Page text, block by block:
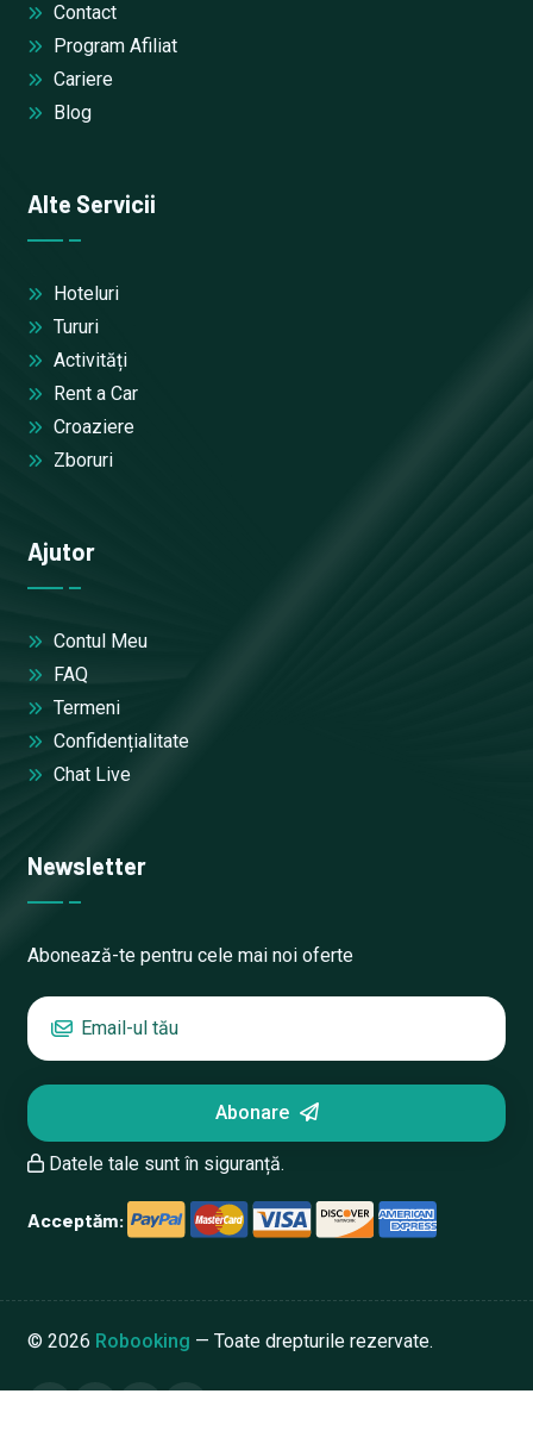
Contact
Program Afiliat
Cariere
Blog
Alte Servicii
Hoteluri
Tururi
Activități
Rent a Car
Croaziere
Zboruri
Ajutor
Contul Meu
FAQ
Termeni
Confidențialitate
Chat Live
Newsletter
Abonează-te pentru cele mai noi oferte
Abonare
Datele tale sunt în siguranță.
Acceptăm:
©2026 Robooking — Toate drepturile rezervate.